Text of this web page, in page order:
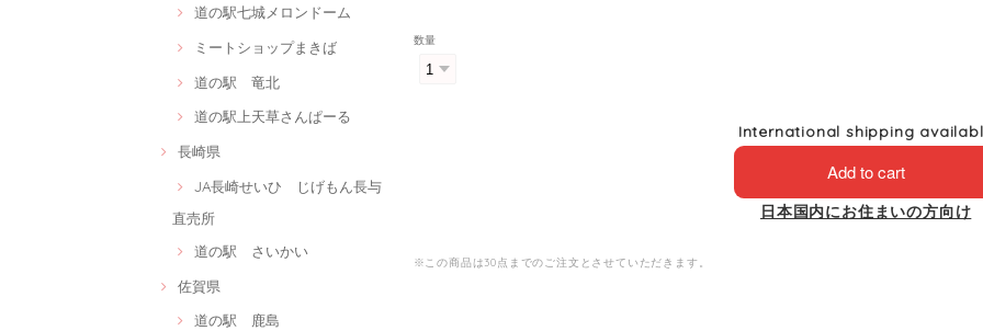
道の駅七城メロンドーム
ミートショップまきば
道の駅 竜北
道の駅上天草さんぱーる
長崎県
JA長崎せいひ じげもん長与
直売所
道の駅 さいかい
佐賀県
道の駅 鹿島
数量
International shipping
Add to cart
日本国内にお住まいの方向け
※この商品は30点までのご注文とさせていただきます。